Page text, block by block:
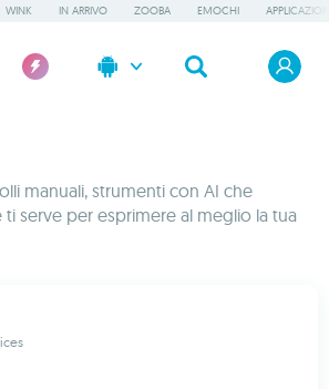
WINK IN ARRIVO ZOOBA EMOCHI
manuali, strumenti con AI che
serve per esprimere al meglio la tua